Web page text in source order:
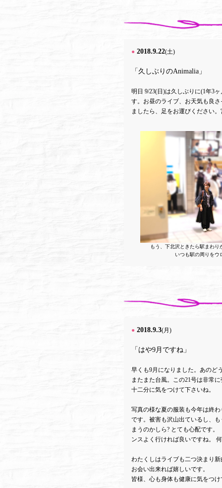
● 2018.9.22(土)
「久しぶりのAnimalia」
明日 9/23(日)は久しぶりに(1年3
す。お昼のライブ、お天気も良
ましたら、足をお運びください
もう、下北沢ときたら駅まわ
いつも駅の周りをウ
● 2018.9.3(月)
「はや9月ですね」
早くも9月になりました。あのど
またまた台風。この21号は非常
十二分に気をつけて下さいね。
写真の様な夏の服装も今年は終
です。被害も沢山出ているし、
まうのかしら? とても心配です
ンスよく行ければ良いですね。
わたくしはライブも二つ決まり
お会い出来れば嬉しいです。
皆様、心も身体も健康に気をつ